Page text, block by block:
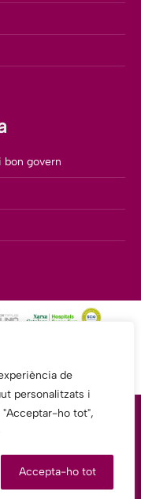
de
personalitzats i
ho tot",
Accepta-ho tot
govern
- Benito Menni CASM.